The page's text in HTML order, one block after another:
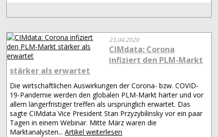
23.04.2020
CIMdata: Corona
infiziert den PLM-Markt
stärker als erwartet
Die wirtschaftlichen Auswirkungen der Corona- bzw. COVID-
19-Pandemie werden den globalen PLM-Markt härter und vor
allem längerfristiger treffen als ursprünglich erwartet. Das
sagte CIMdata Vice President Stan Przyzybilinsky vor ein paar
Tagen in einem Webinar. Mitte März waren die
Marktanalysten...Artikel weiterlesen